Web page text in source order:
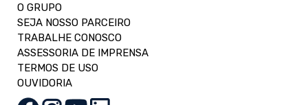
O GRUPO
SEJA NOSSO PARCEIRO
TRABALHE CONOSCO
ASSESSORIA DE IMPRENSA
TERMOS DE USO
OUVIDORIA